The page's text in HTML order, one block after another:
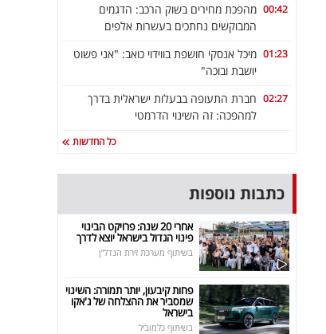
00:42 מהפכת מחירים בשוק הרכב: הדגמים
המבוקשים נחתכים בעשרות אלפים
01:23 מיכל אנסקי חושפת בווידוי כואב: "אני פשוט
יושבת ובוכה"
02:27 חברת התעופה בבעלות ישראלית בדרך
למהפכה: זה השינוי הדרמטי
כל החדשות
כתבות נוספות
אחרי 20 שנה: פרויקט הבינוי
פינוי הגדול בישראל יוצא לדרך
בשיתוף מערכת זירת הנדל"ן
פחות קיבעון, יותר תמורה: השינוי
שמסביר את ההצלחה של ג'אקו
בישראל
בשיתוף כלמוביל